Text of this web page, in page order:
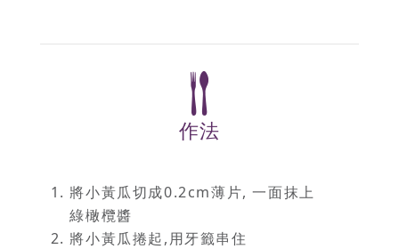
作法
將小黃瓜切成0.2cm薄片, 一面抹上
綠橄欖醬
將小黃瓜捲起,用牙籤串住